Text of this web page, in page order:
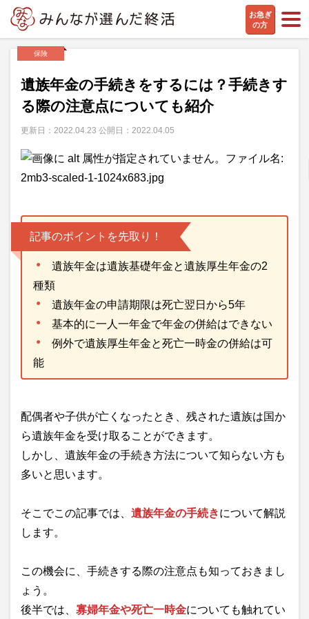
お急ぎ
の方
保険
遺族年金の手続きをするには？手続きす
る際の注意点についても紹介
更新日：2022.04.23 公開日：2022.04.05
記事のポイントを先取り！
遺族年金は遺族基礎年金と遺族厚生年金の2
種類
遺族年金の申請期限は死亡翌日から5年
基本的に一人一年金で年金の併給はできない
例外で遺族厚生年金と死亡一時金の併給は可
能
配偶者や子供が亡くなったとき、残された遺族は国か
ら遺族年金を受け取ることができます。
しかし、遺族年金の手続き方法について知らない方も
多いと思います。
そこでこの記事では、 遺族年金の手続きについて解説
します。
この機会に、手続きする際の注意点も知っておきまし
ょう。
後半では、 寡婦年金や死亡一時金についても触れてい